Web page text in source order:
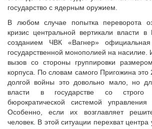
государство с ядерным оружием.
В любом случае попытка переворота
кризис центральной вертикали власти
созданием ЧВК «Вагнер»
государственной монополией на
вызов со стороны группировки
корпуса. По словам самого Пригожина
долгой войны это довольно мало, но
власти в государстве со строго
бюрократической системой
Особенно, если их возглавляет
человек. В этой ситуации перехват